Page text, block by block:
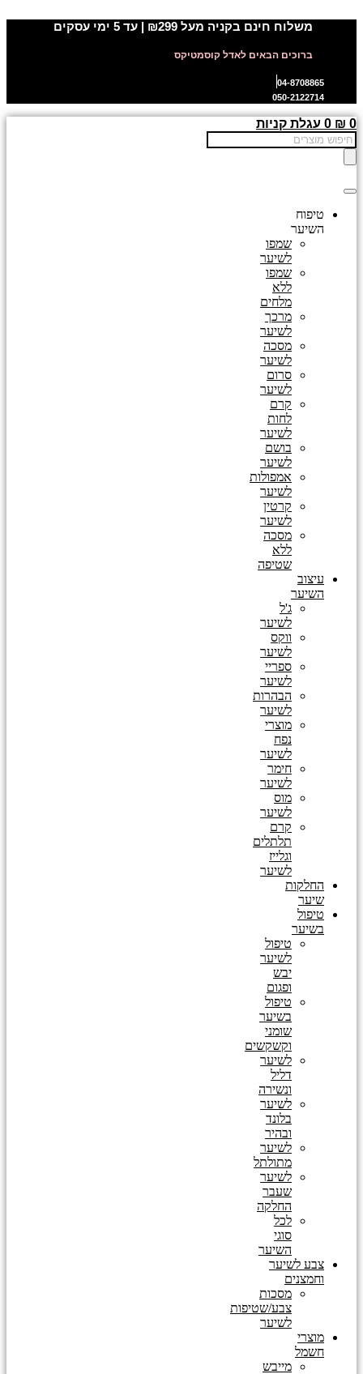
משלוח חינם בקניה מעל ₪299 | עד 5 ימי עסקים
ברוכים הבאים לאדל קוסמטיקס
04-8708865
050-2122714
₪ 0
0 עגלת קניות
Products
search
טיפוח
השיער
שמפו
לשיער
שמפו
ללא
מלחים
מרכך
לשיער
מסכה
לשיער
סרום
לשיער
קרם
לחות
לשיער
בושם
לשיער
אמפולות
לשיער
קרטין
לשיער
מסכה
ללא
שטיפה
עיצוב
השיער
ג'ל
לשיער
ווקס
לשיער
ספריי
לשיער
הבהרות
לשיער
מוצרי
נפח
לשיער
חימר
לשיער
מוס
לשיער
קרם
תלתלים
וגלייז
לשיער
החלקות
שיער
טיפול
בשיער
טיפול
לשיער
יבש
ופגום
טיפול
בשיער
שומני
וקשקשים
לשיער
דליל
ונשירה
לשיער
בלונד
ובהיר
לשיער
מתולתל
לשיער
שעבר
החלקה
לכל
סוגי
השיער
צבע לשיער
וחמצנים
מסכות
צבע/שטיפות
לשיער
מוצרי
חשמל
מייבש